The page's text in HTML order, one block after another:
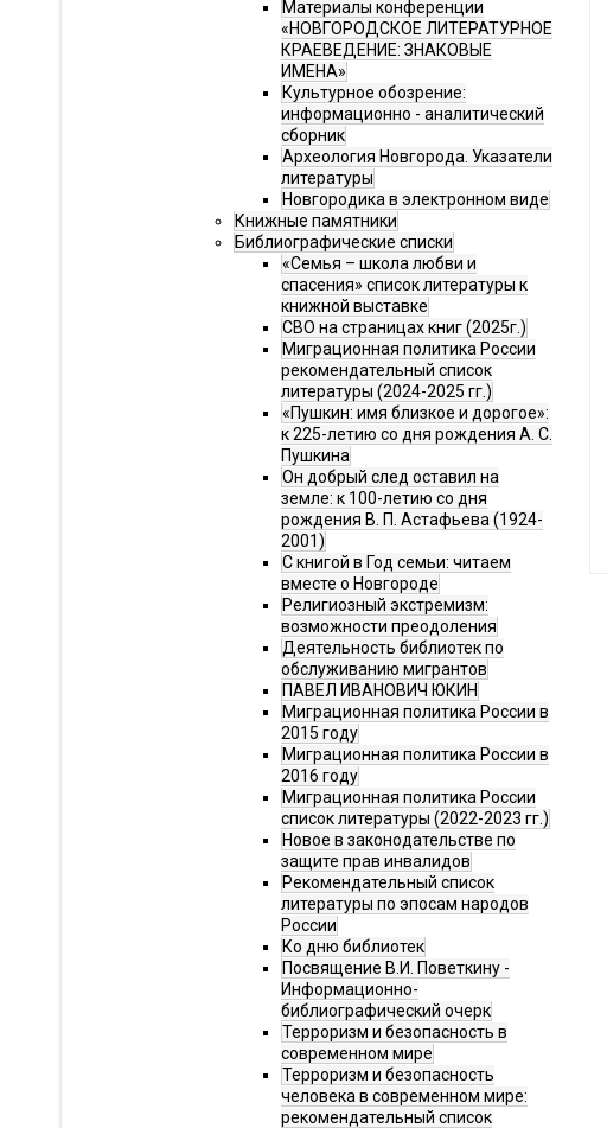
Материалы конференции
«НОВГОРОДСКОЕ ЛИТЕРАТУРНОЕ
КРАЕВЕДЕНИЕ: ЗНАКОВЫЕ
ИМЕНА»
Культурное обозрение:
информационно - аналитический
сборник
Археология Новгорода. Указатели
литературы
Новгородика в электронном виде
Книжные памятники
Библиографические списки
«Семья – школа любви и
спасения» список литературы к
книжной выставке
СВО на страницах книг (2025г.)
Миграционная политика России
рекомендательный список
литературы (2024-2025 гг.)
«Пушкин: имя близкое и дорогое»:
к 225-летию со дня рождения А. С.
Пушкина
Он добрый след оставил на
земле: к 100-летию со дня
рождения В. П. Астафьева (1924-
2001)
С книгой в Год семьи: читаем
вместе о Новгороде
Религиозный экстремизм:
возможности преодоления
Деятельность библиотек по
обслуживанию мигрантов
ПАВЕЛ ИВАНОВИЧ ЮКИН
Миграционная политика России в
2015 году
Миграционная политика России в
2016 году
Миграционная политика России
список литературы (2022-2023 гг.)
Новое в законодательстве по
защите прав инвалидов
Рекомендательный список
литературы по эпосам народов
России
Ко дню библиотек
Посвящение В.И. Поветкину -
Информационно-
библиографический очерк
Терроризм и безопасность в
современном мире
Терроризм и безопасность
человека в современном мире:
рекомендательный список